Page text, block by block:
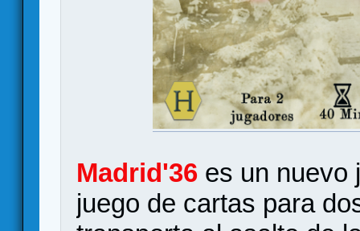
Madrid'36 es un nuevo
juego de cartas para